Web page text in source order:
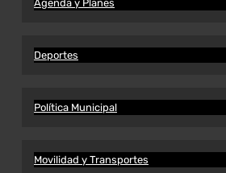
Agenda y Planes
Deportes
Política Municipal
Movilidad y Transportes